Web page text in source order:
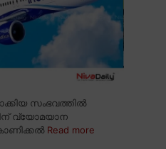
സംഭവത്തിൽ
വ്യോമയാന
Read more